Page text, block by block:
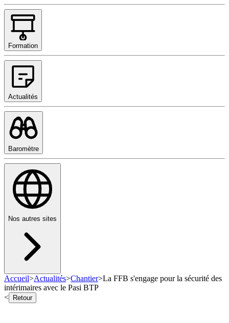
Formation
Actualités
Baromètre
Nos autres sites
Accueil>Actualités>Chantier>La FFB s'engage pour la sécurité des
intérimaires avec le Pasi BTP
<
Retour